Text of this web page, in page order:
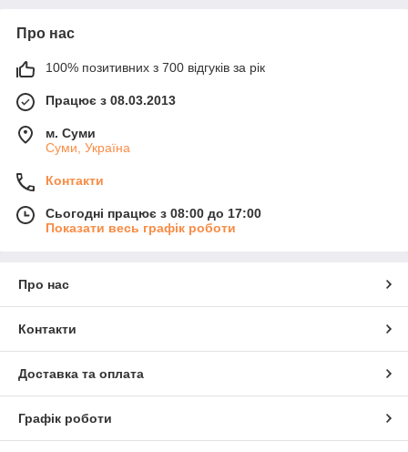
Про нас
100% позитивних з 700 відгуків за рік
Працює з 08.03.2013
м. Суми
Суми, Україна
Контакти
Сьогодні працює з 08:00 до 17:00
Показати весь графік роботи
Про нас
Контакти
Доставка та оплата
Графік роботи